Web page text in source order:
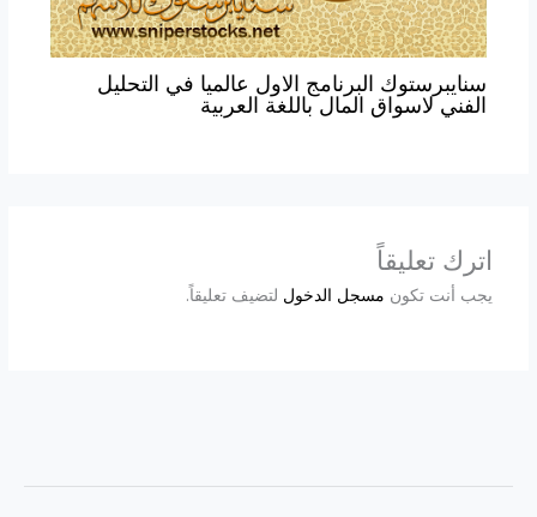
سنايبرستوك البرنامج الاول عالميا في التحليل
الفني لاسواق المال باللغة العربية
اترك تعليقاً
يجب أنت تكون مسجل الدخول لتضيف تعليقاً.